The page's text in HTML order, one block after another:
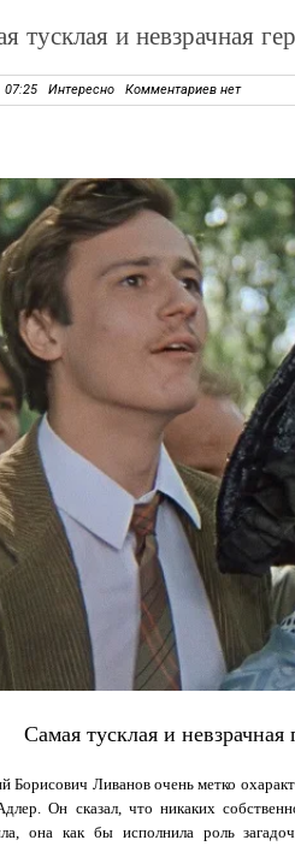
тусклая и невзрачная
07:25 Интересно Комментариев нет
Самая тусклая и
Борисович Ливанов очень метко
Он сказал, что никаких
она как бы исполнила роль